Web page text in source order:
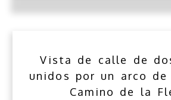
Vista de calle de
unidos por un arco
Camino de la